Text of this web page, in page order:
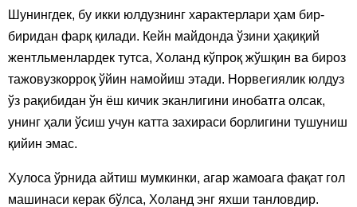
Шунингдек, бу икки юлдузнинг характерлари ҳам бир-
биридан фарқ қилади. Кейн майдонда ўзини ҳақиқий
жентльменлардек тутса, Холанд кўпроқ жўшқин ва бироз
тажовузкорроқ ўйин намойиш этади. Норвегиялик юлдуз
ўз рақибидан ўн ёш кичик эканлигини инобатга олсак,
унинг ҳали ўсиш учун катта захираси борлигини тушуниш
қийин эмас.
Хулоса ўрнида айтиш мумкинки, агар жамоага фақат гол
машинаси керак бўлса, Холанд энг яхши танловдир.